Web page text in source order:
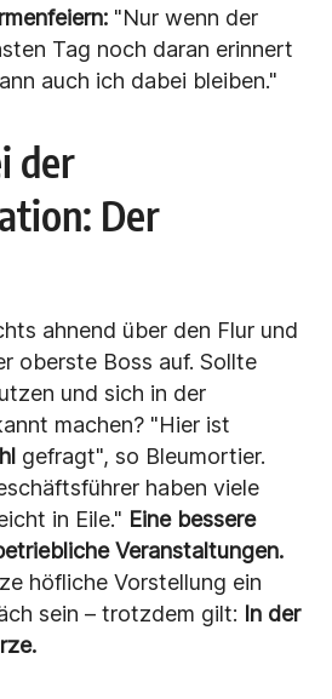
"Nur wenn der
Tag noch daran erinnert
auch ich dabei bleiben."
der
Der
ahnend über den Flur und
oberste Boss auf. Sollte
und sich in der
machen? "Hier ist
gefragt", so Bleumortier.
haben viele
in Eile." Eine bessere
Veranstaltungen.
höfliche Vorstellung ein
sein – trotzdem gilt: In der